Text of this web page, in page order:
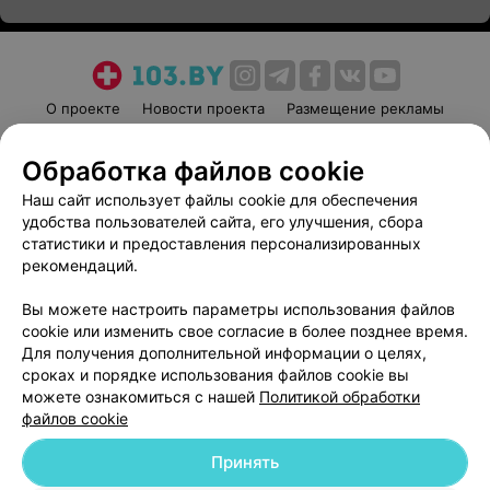
О проекте Новости проекта
Размещение рекламы
Пользовательское соглашение
Способы оплаты
Вакансии
Партнеры
Написать руководителю 103.by
Обработка персональных данных
© 2026 ООО «Артокс Лаб», УНП 191700409 | 220012, Республика Беларусь,
Обработка файлов cookie
Наш сайт использует файлы cookie для обеспечения
удобства пользователей сайта, его улучшения, сбора
статистики и предоставления персонализированных
рекомендаций.
Вы можете настроить параметры использования файлов
cookie или изменить свое согласие в более позднее время.
Для получения дополнительной информации о целях,
сроках и порядке использования файлов cookie вы
можете ознакомиться с нашей Политикой обработки
файлов cookie
Принять